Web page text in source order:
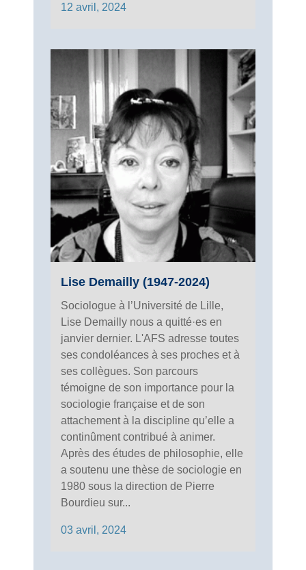
12 avril, 2024
Lise Demailly (1947-2024)
Sociologue à l’Université de Lille,
Lise Demailly nous a quitté·es en
janvier dernier. L'AFS adresse toutes
ses condoléances à ses proches et à
ses collègues. Son parcours
témoigne de son importance pour la
sociologie française et de son
attachement à la discipline qu’elle a
continûment contribué à animer.
Après des études de philosophie, elle
a soutenu une thèse de sociologie en
1980 sous la direction de Pierre
Bourdieu sur...
03 avril, 2024